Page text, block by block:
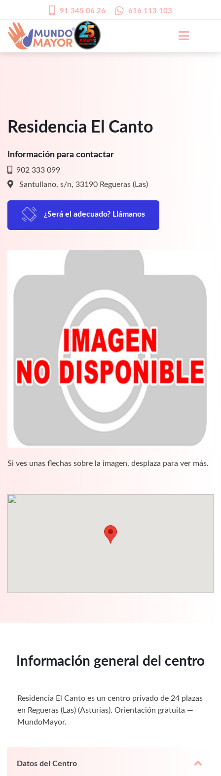
91 345 06 26 616 113 103
Residencia El Canto
Información para contactar
902 333 099
Santullano, s/n, 33190 Regueras (Las)
¿Será el adecuado? Llámanos
Si ves unas flechas sobre la imagen, desplaza para ver más.
Información general del centro
Residencia El Canto es un centro privado de 24 plazas
en Regueras (Las) (Asturias). Orientación gratuita —
MundoMayor.
Datos del Centro